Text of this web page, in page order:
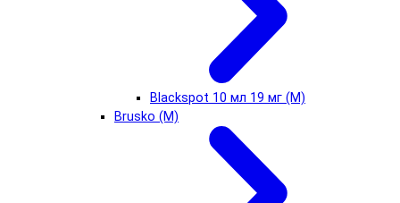
Blackspot 10 мл 19 мг (М)
Brusko (М)